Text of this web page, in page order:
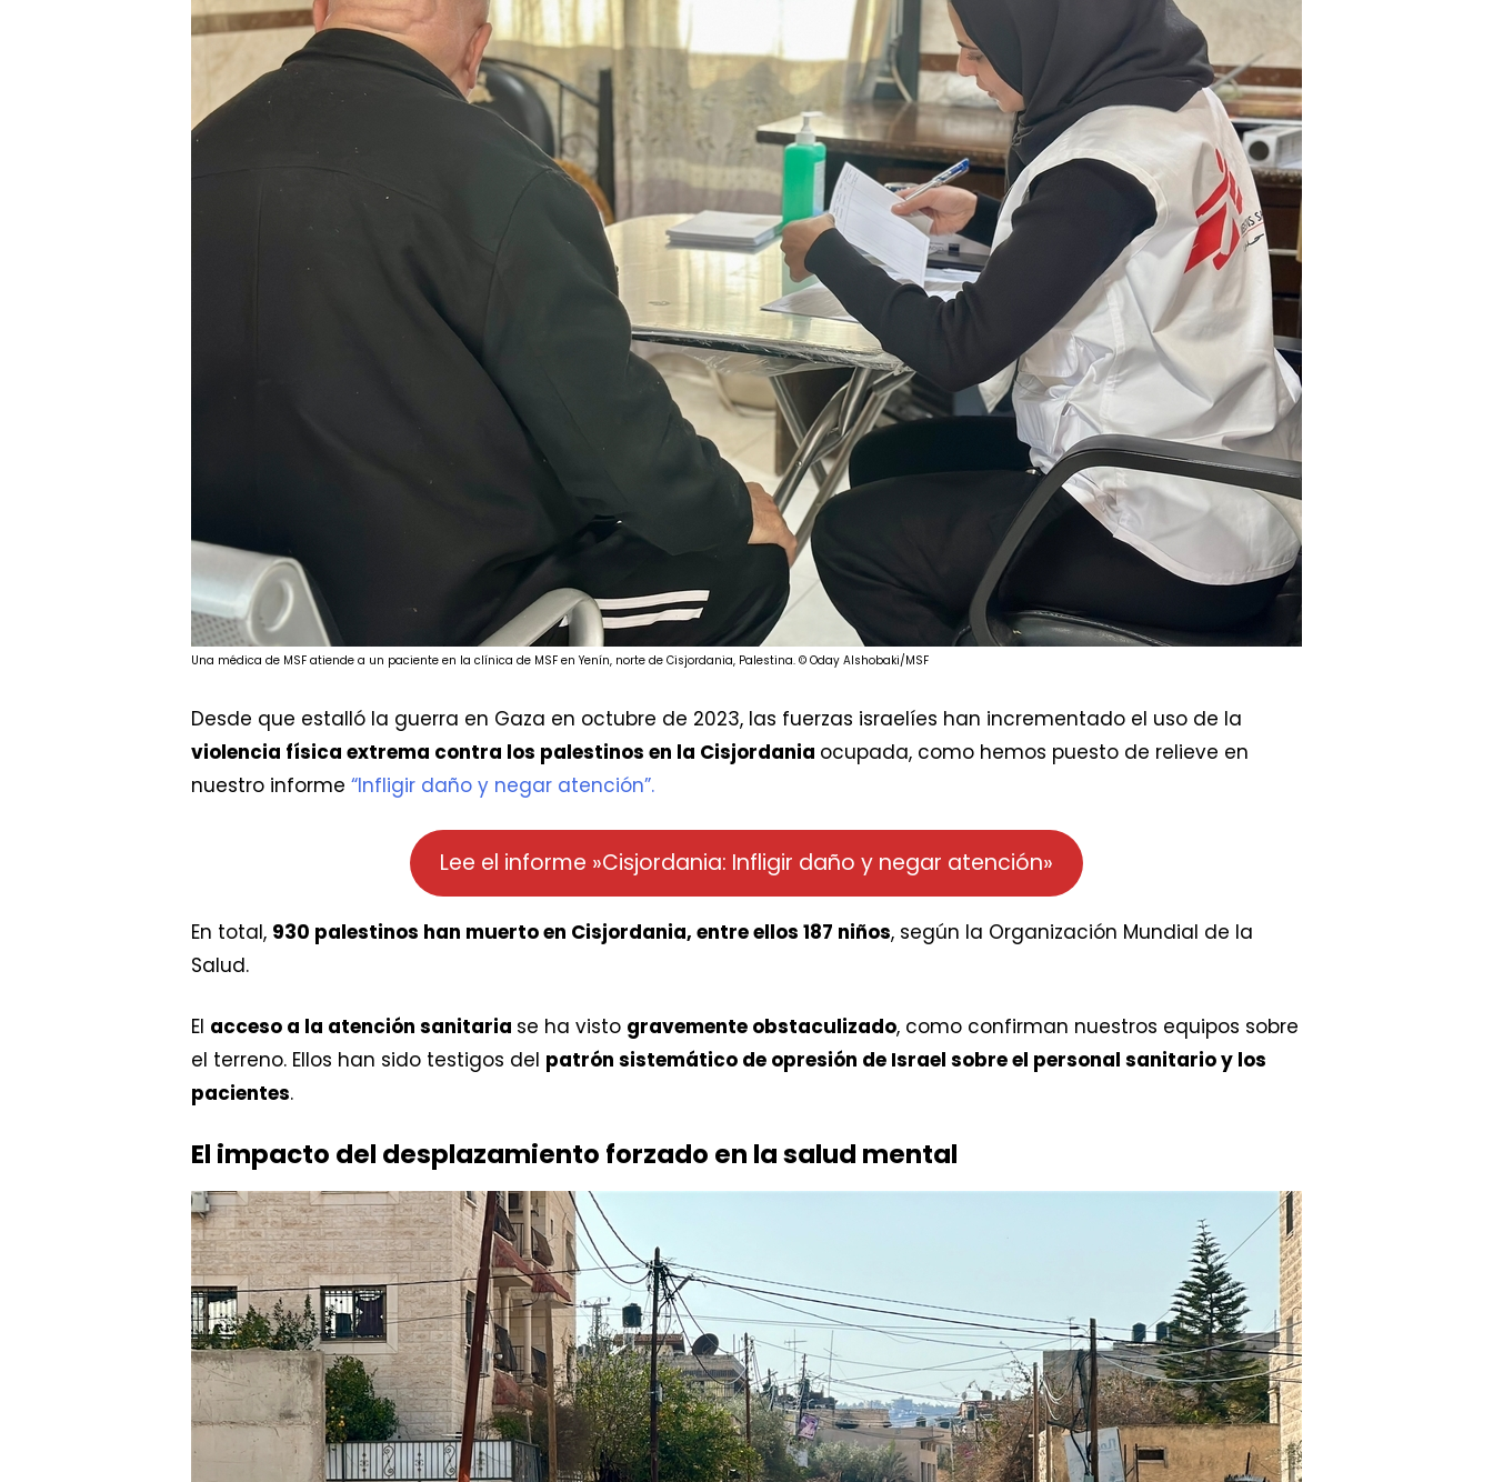
Una médica de MSF atiende a un paciente en la clínica de MSF en Yenín, norte de Cisjordania, Palestina. © Oday Alshobaki/MSF
Desde que estalló la guerra en Gaza en octubre de 2023, las fuerzas israelíes han incrementado el uso de la
violencia física extrema contra los palestinos en la Cisjordania ocupada, como hemos puesto de relieve en
nuestro informe “Infligir daño y negar atención”.
Lee el informe »Cisjordania: Infligir daño y negar atención»
En total, 930 palestinos han muerto en Cisjordania, entre ellos 187 niños, según la Organización Mundial de la
Salud.
El acceso a la atención sanitaria se ha visto gravemente obstaculizado, como confirman nuestros equipos sobre
el terreno. Ellos han sido testigos del patrón sistemático de opresión de Israel sobre el personal sanitario y los
pacientes.
El impacto del desplazamiento forzado en la salud mental